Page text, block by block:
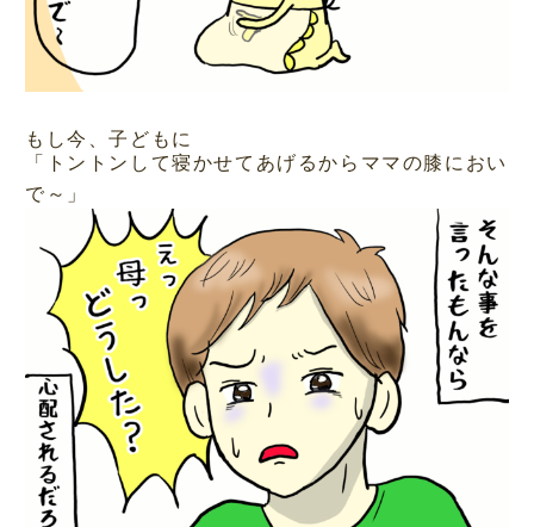
もし今、子どもに
「トントンして寝かせてあげるからママの膝におい
で～」